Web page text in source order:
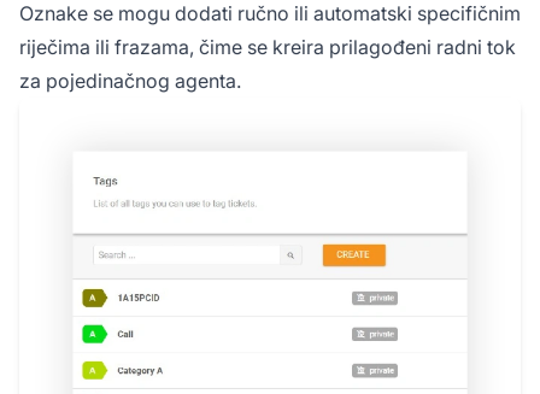
Oznake se mogu dodati ručno ili automatski specifičnim
riječima ili frazama, čime se kreira prilagođeni radni tok
za pojedinačnog agenta.